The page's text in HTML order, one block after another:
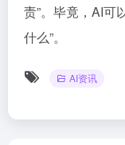
责”。毕竟，AI可
什么”。
AI资讯